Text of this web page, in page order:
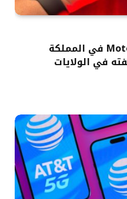
سعر هاتف Motorola Razr Fold في المملكة
في الولايات